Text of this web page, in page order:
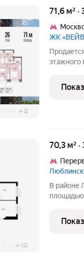
+ 6
71,6 м²
ЖК
этажного
+ 10
70,3 м²
В районе
площадью
минут